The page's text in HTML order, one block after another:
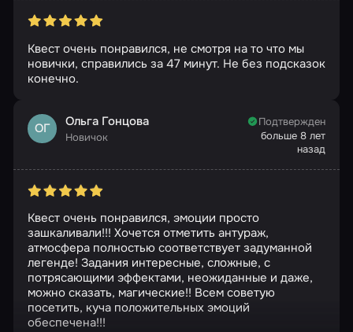
Квест очень понравился, не смотря на то что мы
новички, справились за 47 минут. Не без подсказок
конечно.
ОГ Ольга Гонцова
Новичок
Подтвержден
больше 8 лет
назад
Квест очень понравился, эмоции просто
зашкаливали!!! Хочется отметить антураж,
атмосфера полностью соответствует задуманной
легенде! Задания интересные, сложные, с
потрясающими эффектами, неожиданные и даже,
можно сказать, магические!! Всем советую
посетить, куча положительных эмоций
обеспечена!!!